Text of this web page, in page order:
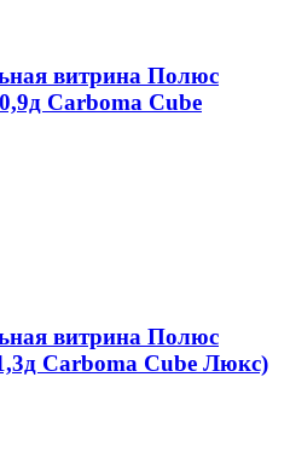
витрина Полюс
Сarboma Cube
витрина Полюс
Carboma Сube Люкс)